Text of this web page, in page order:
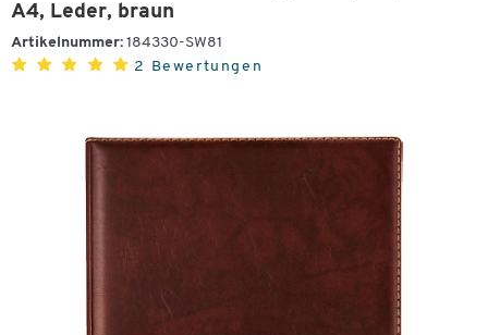
A4, Leder, braun
Artikelnummer: 184330-SW81
2 Bewertungen